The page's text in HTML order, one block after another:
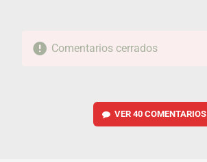
Comentarios cerrados
VER 40 COMENTARIOS